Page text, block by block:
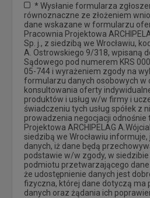
* Wysłanie formularza
równoznaczne ze złożeniem
dane wskazane w formularzu
Pracownia Projektowa
Sp. j., z siedzibą we Wrocławiu,
A. Ostrowskiego 9/318, wpisaną
Sądowego pod numerem KRS
05-744 i wyrażeniem zgody na
formularzu danych osobowych w
konsultowania oferty
produktów i usług w/w firmy i
świadczeniu tych usług spółek z
prowadzenia negocjacji odnośnie
Projektowa ARCHIPELAG
siedzibą we Wrocławiu
danych, iż dane będą
podstawie w/w zgody, w
podmiotu przetwarzającego
że udostępnienie danych jest
fizyczna, której dane dotyczą ma
danych oraz żądania ich